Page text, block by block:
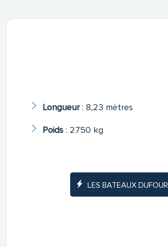
Longueur: 8,23 mètres
Poids: 2750 kg
LES BATEAUX DUFOUR